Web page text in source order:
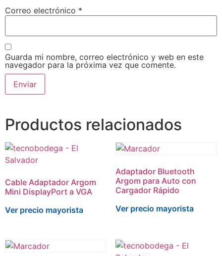
Correo electrónico *
Guarda mi nombre, correo electrónico y web en este
navegador para la próxima vez que comente.
Productos relacionados
Cable Adaptador Argom
Mini DisplayPort a VGA
Ver precio mayorista
Adaptador Bluetooth
Argom para Auto con
Cargador Rápido
Ver precio mayorista